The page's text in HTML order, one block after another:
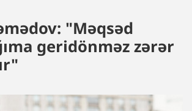
"Məqsəd
geridönməz zərər